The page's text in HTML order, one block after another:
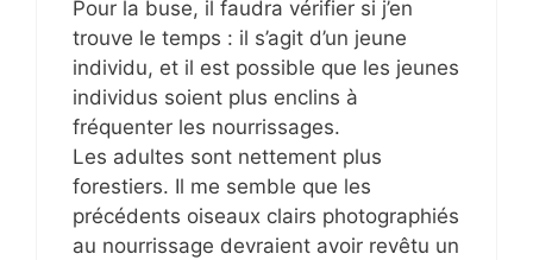
Pour la buse, il faudra vérifier si j’en
trouve le temps : il s’agit d’un jeune
individu, et il est possible que les jeunes
individus soient plus enclins à
fréquenter les nourrissages.
Les adultes sont nettement plus
forestiers. Il me semble que les
précédents oiseaux clairs photographiés
au nourrissage devraient avoir revêtu un